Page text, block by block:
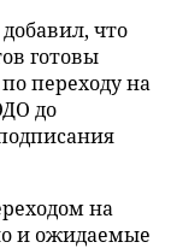
что
готовы
переходу на
до
на
и ожидаемые